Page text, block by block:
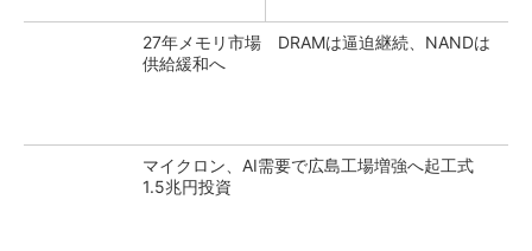
27年メモリ市場 DRAMは逼迫継続、NANDは
供給緩和へ
マイクロン、AI需要で広島工場増強へ起工式
1.5兆円投資